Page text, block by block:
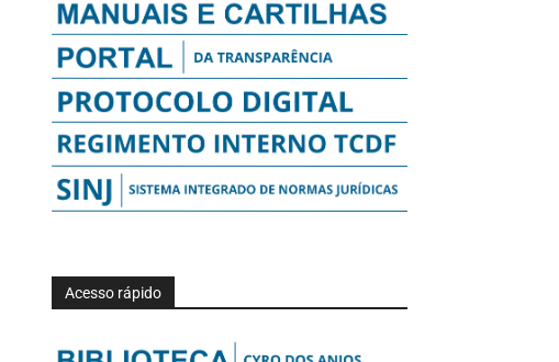
Acesso rápido